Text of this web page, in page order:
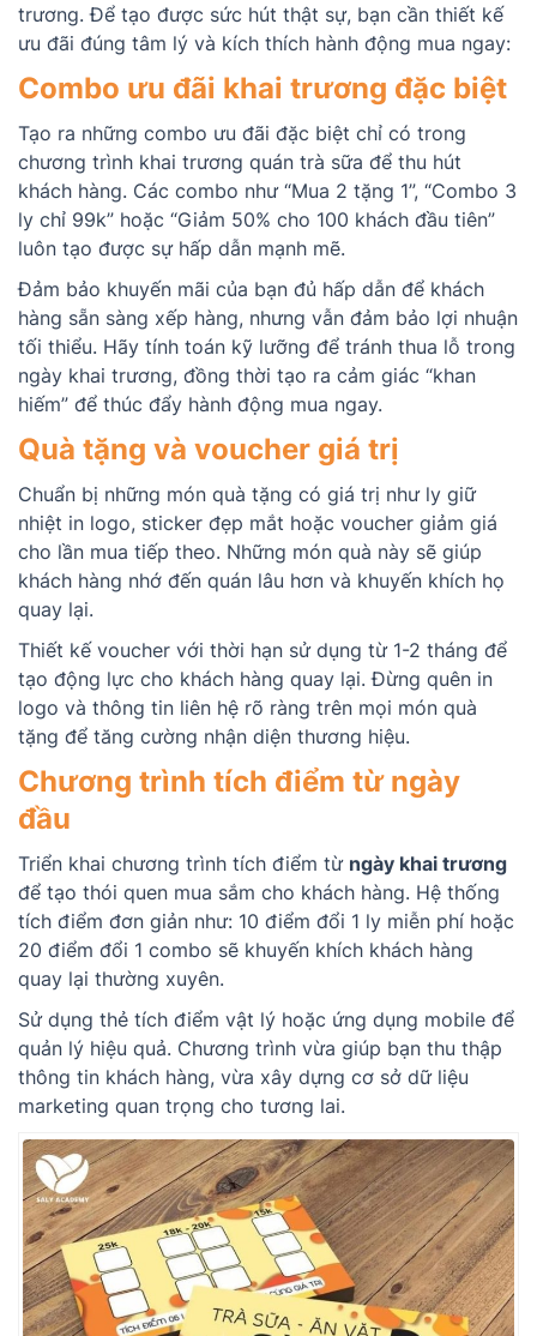
trương. Để tạo được sức hút thật sự, bạn cần thiết kế
ưu đãi đúng tâm lý và kích thích hành động mua ngay:
Combo ưu đãi khai trương đặc biệt
Tạo ra những combo ưu đãi đặc biệt chỉ có trong
chương trình khai trương quán trà sữa để thu hút
khách hàng. Các combo như “Mua 2 tặng 1”, “Combo 3
ly chỉ 99k” hoặc “Giảm 50% cho 100 khách đầu tiên”
luôn tạo được sự hấp dẫn mạnh mẽ.
Đảm bảo khuyến mãi của bạn đủ hấp dẫn để khách
hàng sẵn sàng xếp hàng, nhưng vẫn đảm bảo lợi nhuận
tối thiểu. Hãy tính toán kỹ lưỡng để tránh thua lỗ trong
ngày khai trương, đồng thời tạo ra cảm giác “khan
hiếm” để thúc đẩy hành động mua ngay.
Quà tặng và voucher giá trị
Chuẩn bị những món quà tặng có giá trị như ly giữ
nhiệt in logo, sticker đẹp mắt hoặc voucher giảm giá
cho lần mua tiếp theo. Những món quà này sẽ giúp
khách hàng nhớ đến quán lâu hơn và khuyến khích họ
quay lại.
Thiết kế voucher với thời hạn sử dụng từ 1-2 tháng để
tạo động lực cho khách hàng quay lại. Đừng quên in
logo và thông tin liên hệ rõ ràng trên mọi món quà
tặng để tăng cường nhận diện thương hiệu.
Chương trình tích điểm từ ngày
đầu
Triển khai chương trình tích điểm từ ngày khai trương
để tạo thói quen mua sắm cho khách hàng. Hệ thống
tích điểm đơn giản như: 10 điểm đổi 1 ly miễn phí hoặc
20 điểm đổi 1 combo sẽ khuyến khích khách hàng
quay lại thường xuyên.
Sử dụng thẻ tích điểm vật lý hoặc ứng dụng mobile để
quản lý hiệu quả. Chương trình vừa giúp bạn thu thập
thông tin khách hàng, vừa xây dựng cơ sở dữ liệu
marketing quan trọng cho tương lai.